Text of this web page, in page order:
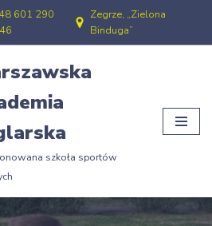
601 290
Zegrze, „Zielona
Binduga”
szkoła sportów